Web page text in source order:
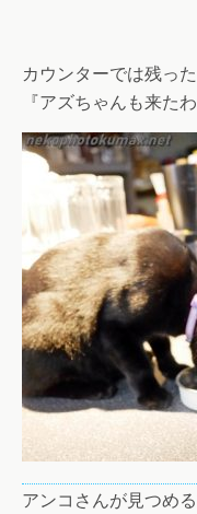
カウンターでは残っ
『アズちゃんも来たわ
アンコさんが見つめ